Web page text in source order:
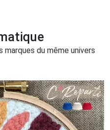
marques du même univers